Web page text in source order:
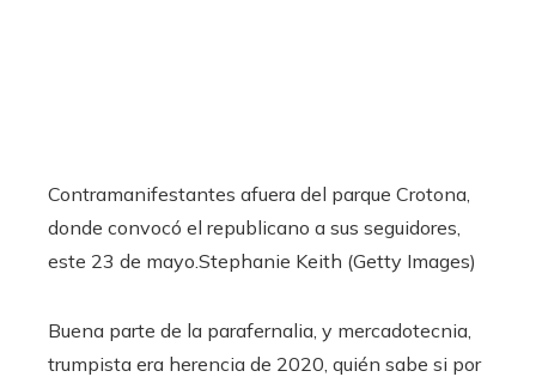
Contramanifestantes afuera del parque Crotona,
donde convocó el republicano a sus seguidores,
este 23 de mayo.Stephanie Keith (Getty Images)
Buena parte de la parafernalia, y mercadotecnia,
trumpista era herencia de 2020, quién sabe si por